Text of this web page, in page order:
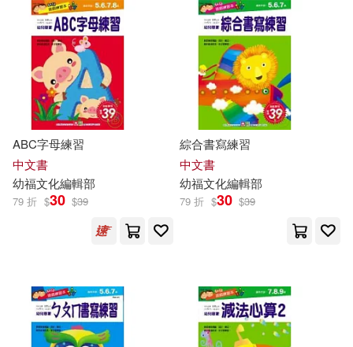
ABC字母練習
中文書
幼福文化編輯部
79 折 $30 $39
綜合書寫練習
中文書
幼福文化編輯部
79 折 $30 $39